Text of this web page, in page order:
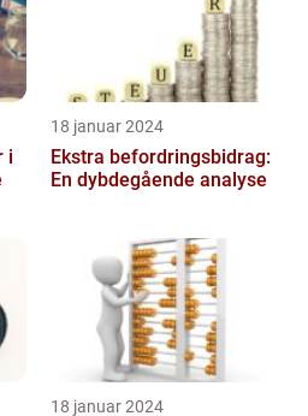
i
18 januar 2024
Ekstra befordringsbidrag:
En dybdegående analyse
18 januar 2024